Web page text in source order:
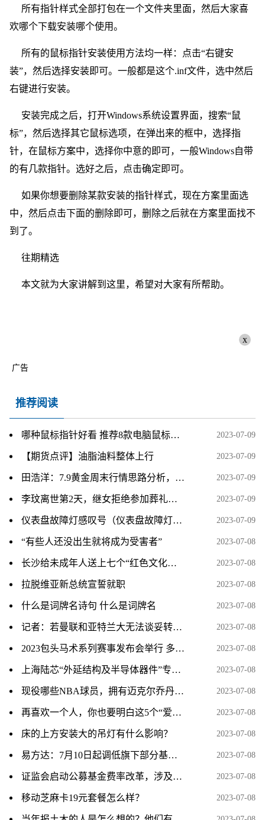
所有指针样式全部打包在一个文件夹里面，然后大家喜
欢哪个下载安装哪个使用。
所有的鼠标指针安装使用方法均一样：点击“右键安
装”，然后选择安装即可。一般都是这个.inf文件，选中然后
右键进行安装。
安装完成之后，打开Windows系统设置界面，搜索“鼠
标”，然后选择其它鼠标选项，在弹出来的框中，选择指
针，在鼠标方案中，选择你中意的即可，一般Windows自带
的有几款指针。选好之后，点击确定即可。
如果你想要删除某款安装的指针样式，现在方案里面选
中，然后点击下面的删除即可，删除之后就在方案里面找不
到了。
往期精选
本文就为大家讲解到这里，希望对大家有所帮助。
x
广告
推荐阅读
哪种鼠标指针好看 推荐8款电脑鼠标指针 2023-07-09
【期货点评】油脂油料整体上行 2023-07-09
田浩洋：7.9黄金周末行情思路分析，持仓的朋友看过来 2023-07-09
李玟离世第2天，继女拒绝参加葬礼，被骂到连夜注销账号！ 2023-07-09
仪表盘故障灯感叹号（仪表盘故障灯感叹号是什么意思？） 2023-07-09
“有些人还没出生就将成为受害者” 2023-07-08
长沙给未成年人送上七个“红色文化套餐” 2023-07-08
拉脱维亚新总统宣誓就职 2023-07-08
什么是词牌名诗句 什么是词牌名 2023-07-08
记者：若曼联和亚特兰大无法谈妥转会，霍伊伦德将递交转会申请 2023-07-08
2023包头马术系列赛事发布会举行 多项赛事将开启 2023-07-08
上海陆芯“外延结构及半导体器件”专利获授权 2023-07-08
现役哪些NBA球员，拥有迈克尔乔丹和科比的心态 2023-07-08
再喜欢一个人，你也要明白这5个“爱情真相” 2023-07-08
床的上方安装大的吊灯有什么影响？ 2023-07-08
易方达：7月10日起调低旗下部分基金费率 2023-07-08
证监会启动公募基金费率改革，涉及六方面内容 2023-07-08
移动芝麻卡19元套餐怎么样？ 2023-07-08